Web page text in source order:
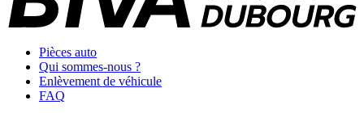
Pièces auto
Qui sommes-nous ?
Enlèvement de véhicule
FAQ